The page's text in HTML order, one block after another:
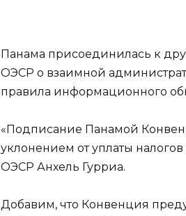
Панама присоединилась к
ОЭСР о взаимной
правила информационного
«Подписание Панамой
уклонением от уплаты
ОЭСР Анхель Гурриа.
Добавим, что Конвенция